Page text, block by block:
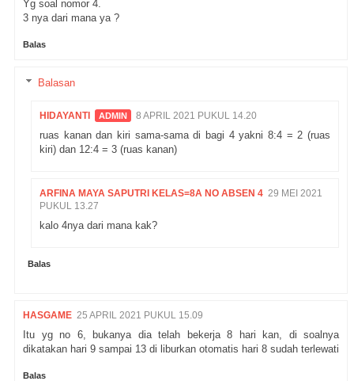
Yg soal nomor 4.
3 nya dari mana ya ?
Balas
Balasan
HIDAYANTI 8 APRIL 2021 PUKUL 14.20
ruas kanan dan kiri sama-sama di bagi 4 yakni 8:4 = 2 (ruas
kiri) dan 12:4 = 3 (ruas kanan)
ARFINA MAYA SAPUTRI KELAS=8A NO ABSEN 4 29 MEI 2021
PUKUL 13.27
kalo 4nya dari mana kak?
Balas
HASGAME 25 APRIL 2021 PUKUL 15.09
Itu yg no 6, bukanya dia telah bekerja 8 hari kan, di soalnya
dikatakan hari 9 sampai 13 di liburkan otomatis hari 8 sudah terlewati
Balas